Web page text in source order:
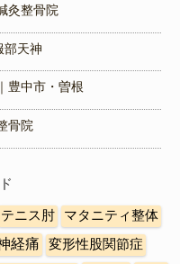
灸整骨院
部天神
豊中市・曽根
骨院
テニス肘
マタニティ整体
経痛
変形性股関節症